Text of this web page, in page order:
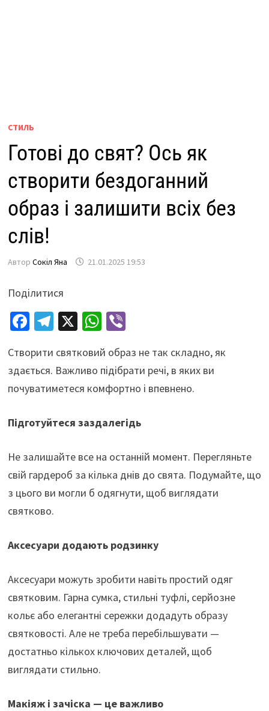
СТИЛЬ
Готові до свят? Ось як
створити бездоганний
образ і залишити всіх без
слів!
Автор Сокіл Яна 21.01.2025 19:53
Поділитися
Fa
b
o
o
k
Te
gr
a
m
X W
at
sA
p
p
Vi
er
Створити святковий образ не так складно, як
здається. Важливо підібрати речі, в яких ви
почуватиметеся комфортно і впевнено.
Підготуйтеся заздалегідь
Не залишайте все на останній момент. Перегляньте
свій гардероб за кілька днів до свята. Подумайте, що
з цього ви могли б одягнути, щоб виглядати
святково.
Аксесуари додають родзинку
Аксесуари можуть зробити навіть простий одяг
святковим. Гарна сумка, стильні туфлі, серйозне
кольє або елегантні сережки додадуть образу
святковості. Але не треба перебільшувати —
достатньо кількох ключових деталей, щоб
виглядати стильно.
Макіяж і зачіска — це важливо